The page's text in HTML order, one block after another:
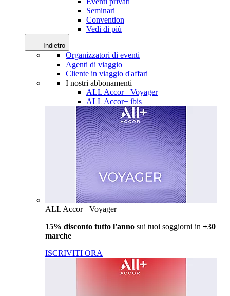
Seminari
Convention
Vedi di più
Indietro
Organizzatori di eventi
Agenti di viaggio
Cliente in viaggio d'affari
I nostri abbonamenti
ALL Accor+ Voyager
ALL Accor+ ibis
ALL Accor+ Voyager
15% disconto tutto l'anno sui tuoi soggiorni in +30
marche
ISCRIVITI ORA